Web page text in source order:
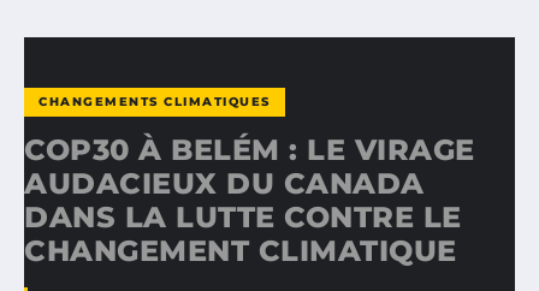
CHANGEMENTS CLIMATIQUES
COP30 À BELÉM : LE VIRAGE
AUDACIEUX DU CANADA
DANS LA LUTTE CONTRE LE
CHANGEMENT CLIMATIQUE